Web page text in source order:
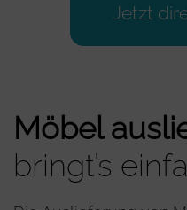
Jetzt
Möbel
bringt’s